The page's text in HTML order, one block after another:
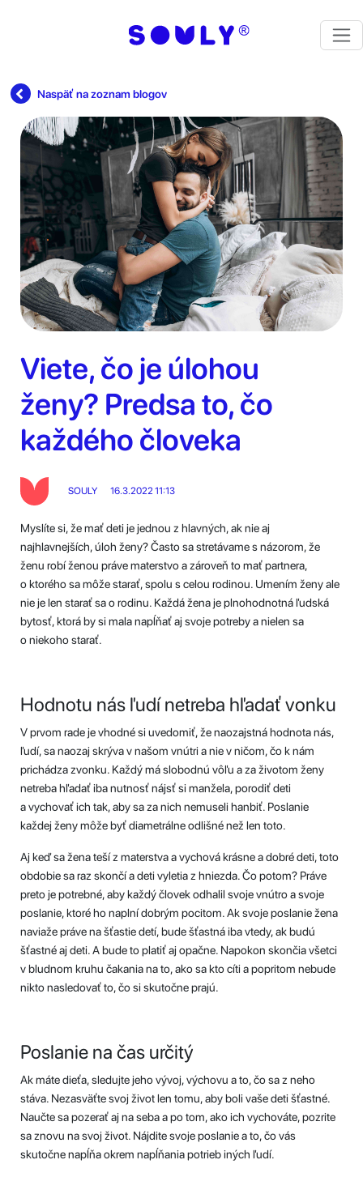
Naspäť na zoznam blogov
Viete, čo je úlohou
ženy? Predsa to, čo
každého človeka
SOULY 16.3.2022 11:13
Myslíte si, že mať deti je jednou z hlavných, ak nie aj
najhlavnejších, úloh ženy? Často sa stretávame s názorom, že
ženu robí ženou práve materstvo a zároveň to mať partnera,
o ktorého sa môže starať, spolu s celou rodinou. Umením ženy ale
nie je len starať sa o rodinu. Každá žena je plnohodnotná ľudská
bytosť, ktorá by si mala napĺňať aj svoje potreby a nielen sa
o niekoho starať.
Hodnotu nás ľudí netreba hľadať vonku
V prvom rade je vhodné si uvedomiť, že naozajstná hodnota nás,
ľudí, sa naozaj skrýva v našom vnútri a nie v ničom, čo k nám
prichádza zvonku. Každý má slobodnú vôľu a za životom ženy
netreba hľadať iba nutnosť nájsť si manžela, porodiť deti
a vychovať ich tak, aby sa za nich nemuseli hanbiť. Poslanie
každej ženy môže byť diametrálne odlišné než len toto.
Aj keď sa žena teší z materstva a vychová krásne a dobré deti, toto
obdobie sa raz skončí a deti vyletia z hniezda. Čo potom? Práve
preto je potrebné, aby každý človek odhalil svoje vnútro a svoje
poslanie, ktoré ho naplní dobrým pocitom. Ak svoje poslanie žena
naviaže práve na šťastie detí, bude šťastná iba vtedy, ak budú
šťastné aj deti. A bude to platiť aj opačne. Napokon skončia všetci
v bludnom kruhu čakania na to, ako sa kto cíti a popritom nebude
nikto nasledovať to, čo si skutočne prajú.
Poslanie na čas určitý
Ak máte dieťa, sledujte jeho vývoj, výchovu a to, čo sa z neho
stáva. Nezasväťte svoj život len tomu, aby boli vaše deti šťastné.
Naučte sa pozerať aj na seba a po tom, ako ich vychováte, pozrite
sa znovu na svoj život. Nájdite svoje poslanie a to, čo vás
skutočne napĺňa okrem napĺňania potrieb iných ľudí.